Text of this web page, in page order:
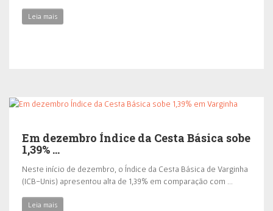
Leia mais
Em dezembro Índice da Cesta Básica sobe
1,39% …
Neste início de dezembro, o Índice da Cesta Básica de Varginha
(ICB-Unis) apresentou alta de 1,39% em comparação com …
Leia mais